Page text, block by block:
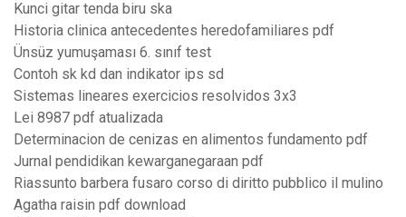
Kunci gitar tenda biru ska
Historia clinica antecedentes heredofamiliares pdf
Ünsüz yumuşaması 6. sınıf test
Contoh sk kd dan indikator ips sd
Sistemas lineares exercicios resolvidos 3x3
Lei 8987 pdf atualizada
Determinacion de cenizas en alimentos fundamento pdf
Jurnal pendidikan kewarganegaraan pdf
Riassunto barbera fusaro corso di diritto pubblico il mulino
Agatha raisin pdf download